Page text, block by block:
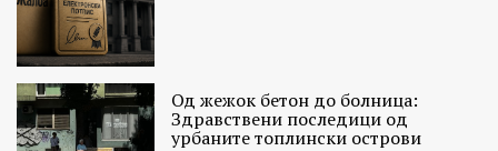
Од жежок бетон до болница:
Здравствени последици од
урбаните топлински острови